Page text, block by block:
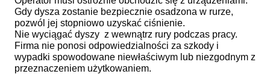
Gdy dysza zostanie bezpiecznie osadzona w rurze,
pozwól jej stopniowo uzyskać ciśnienie.
Nie wyciągać dyszy z wewnątrz rury podczas pracy.
Firma nie ponosi odpowiedzialności za szkody i
wypadki spowodowane niewłaściwym lub niezgodnym z
przeznaczeniem użytkowaniem.